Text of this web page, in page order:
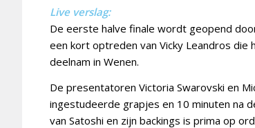
Live verslag:
De eerste halve finale wordt geopend
een kort optreden van Vicky Leandros die
deelnam in Wenen.
De presentatoren Victoria Swarovski en
ingestudeerde grapjes en 10 minuten na
van Satoshi en zijn backings is prima op